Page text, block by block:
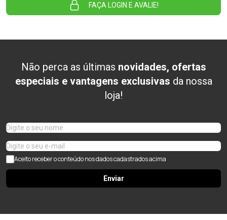
FAÇA LOGIN E AVALIE!
Não perca as últimas novidades, ofertas
especiais e vantagens exclusivas da nossa
loja!
Aceito receber o conteúdo nos dados cadastrados acima
Enviar